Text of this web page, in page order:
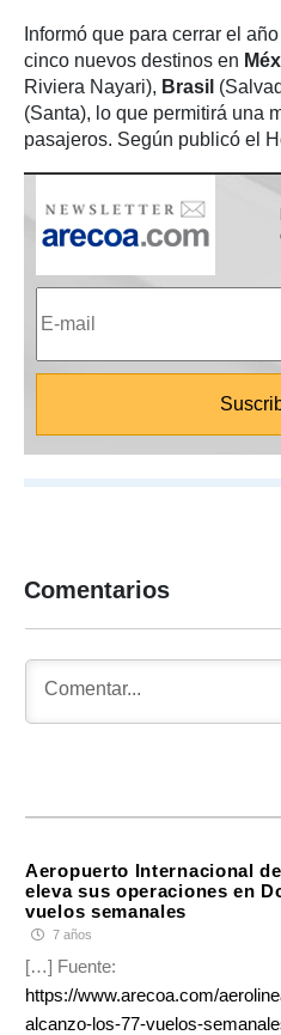
Informó que para cerrar el
cinco nuevos destinos en
Riviera Nayari), Brasil
(Santa), lo que permitirá una
pasajeros. Según publicó el
Comentarios
Aeropuerto Internacional
eleva sus operaciones en
vuelos semanales
7 años
[…] Fuente:
https://www.arecoa.com/
alcanzo-los-77-vuelos-